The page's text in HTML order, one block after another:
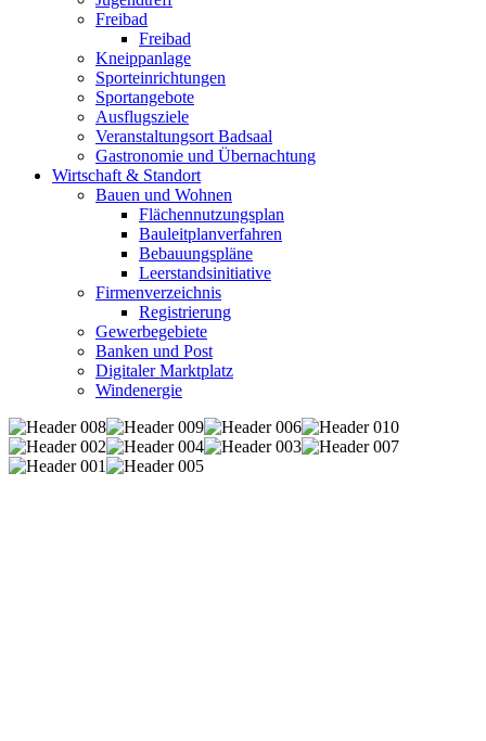
Freibad
Freibad
Kneippanlage
Sporteinrichtungen
Sportangebote
Ausflugsziele
Veranstaltungsort Badsaal
Gastronomie und Übernachtung
Wirtschaft & Standort
Bauen und Wohnen
Flächennutzungsplan
Bauleitplanverfahren
Bebauungspläne
Leerstandsinitiative
Firmenverzeichnis
Registrierung
Gewerbegebiete
Banken und Post
Digitaler Marktplatz
Windenergie